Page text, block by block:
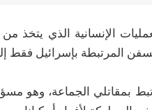
الإنسانية الذي يتخذ
المرتبطة بإسرائيل فقط
بمقاتلي الجماعة، وهو